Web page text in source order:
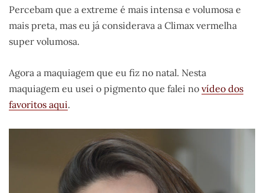
Percebam que a extreme é mais intensa e volumosa e
mais preta, mas eu já considerava a Climax vermelha
super volumosa.
Agora a maquiagem que eu fiz no natal. Nesta
maquiagem eu usei o pigmento que falei no vídeo dos
favoritos aqui.